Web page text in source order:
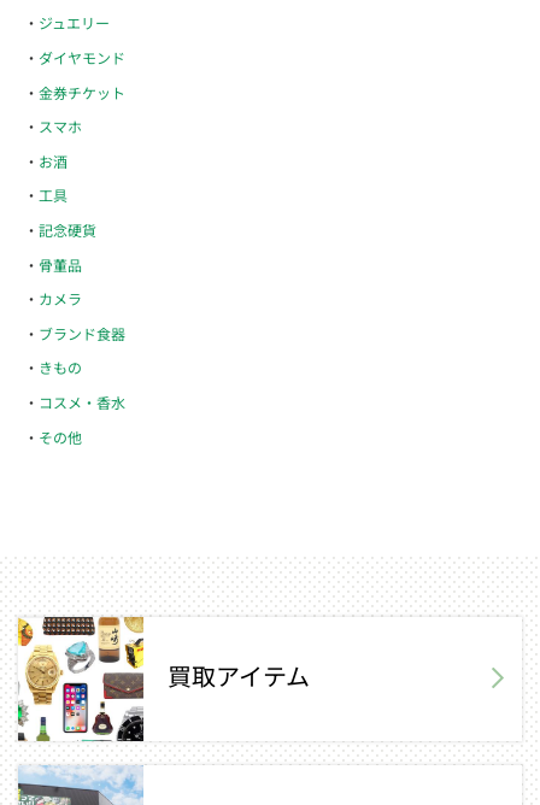
ジュエリー
ダイヤモンド
金券チケット
スマホ
お酒
工具
記念硬貨
骨董品
カメラ
ブランド食器
きもの
コスメ・香水
その他
買取アイテム